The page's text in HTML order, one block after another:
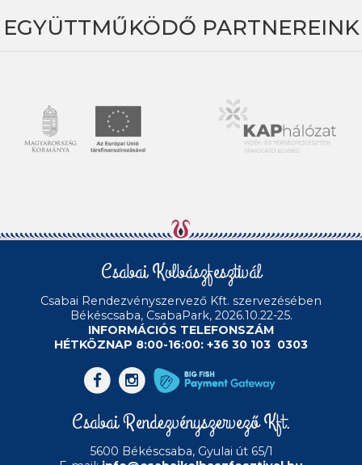
EGYÜTTMŰKÖDŐ PARTNEREINK
Csabai Kolbászfesztivál
Csabai Rendezvényszervező Kft. szervezésében
Békéscsaba, CsabaPark, 2026.10.22-25.
INFORMÁCIÓS TELEFONSZÁM
HÉTKÖZNAP 8:00-16:00: +36 30 103 0303
Csabai Rendezvényszervező Kft.
5600 Békéscsaba, Gyulai út 65/1